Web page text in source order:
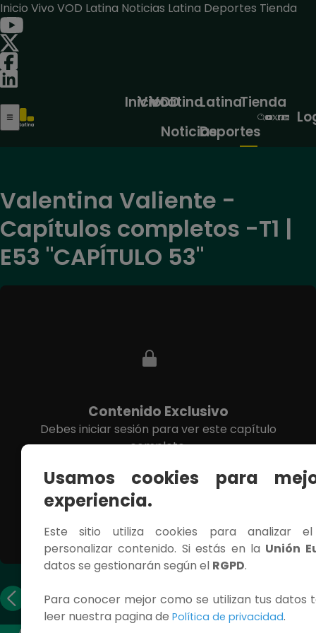
Inicio Vivo VOD Latina Noticias Latina Deportes Tienda
Inicio
Vivo
VOD
Latina
Noticias
Latina
Deportes
Tienda
Valentina Valiente -
Capítulos completos -T1 |
E53 "CAPÍTULO 53"
Contenido Exclusivo
Debes iniciar sesión para ver este capítulo
completo.
INICIAR SESIÓN
anterior
siguiente
Usamos cookies para
experiencia.
Este sitio utiliza cookies para analizar
personalizar contenido. Si estás en la Unión
datos se gestionarán según el RGPD.
Para conocer mejor como se utilizan tus datos
leer nuestra pagina de Política de privacidad.